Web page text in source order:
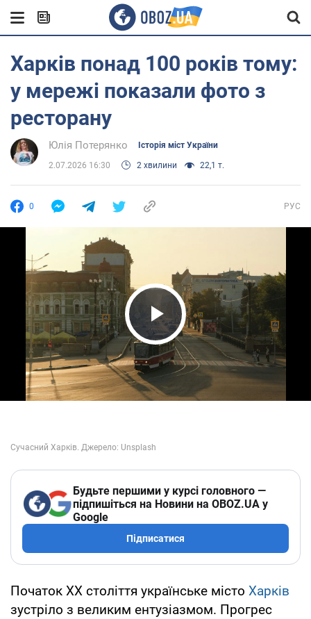
Харків понад 100 років тому:
у мережі показали фото з
ресторану
Юлія Потерянко Історія міст України
2.07.2026 16:30 2 хвилини 22,1 т.
0 РУС
Play Video
Будьте першими у курсі головного —
підпишіться на Новини на OBOZ.UA у
Google
Підписатися
Початок ХХ століття українське місто Харків
зустріло з великим ентузіазмом. Прогрес